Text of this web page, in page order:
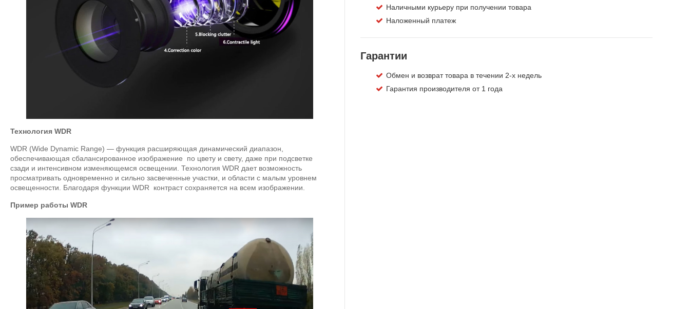
Технология WDR
WDR (Wide Dynamic Range) — функция расширяющая динамический диапазон,
обеспечивающая сбалансированное изображение по цвету и свету, даже при подсветке
сзади и интенсивном изменяющемся освещении. Технология WDR дает возможность
просматривать одновременно и сильно засвеченные участки, и области с малым уровнем
освещенности. Благодаря функции WDR контраст сохраняется на всем изображении.
Пример работы WDR
Наличными курьеру при получении товара
Наложенный платеж
Гарантии
Обмен и возврат товара в течении 2-х недель
Гарантия производителя от 1 года